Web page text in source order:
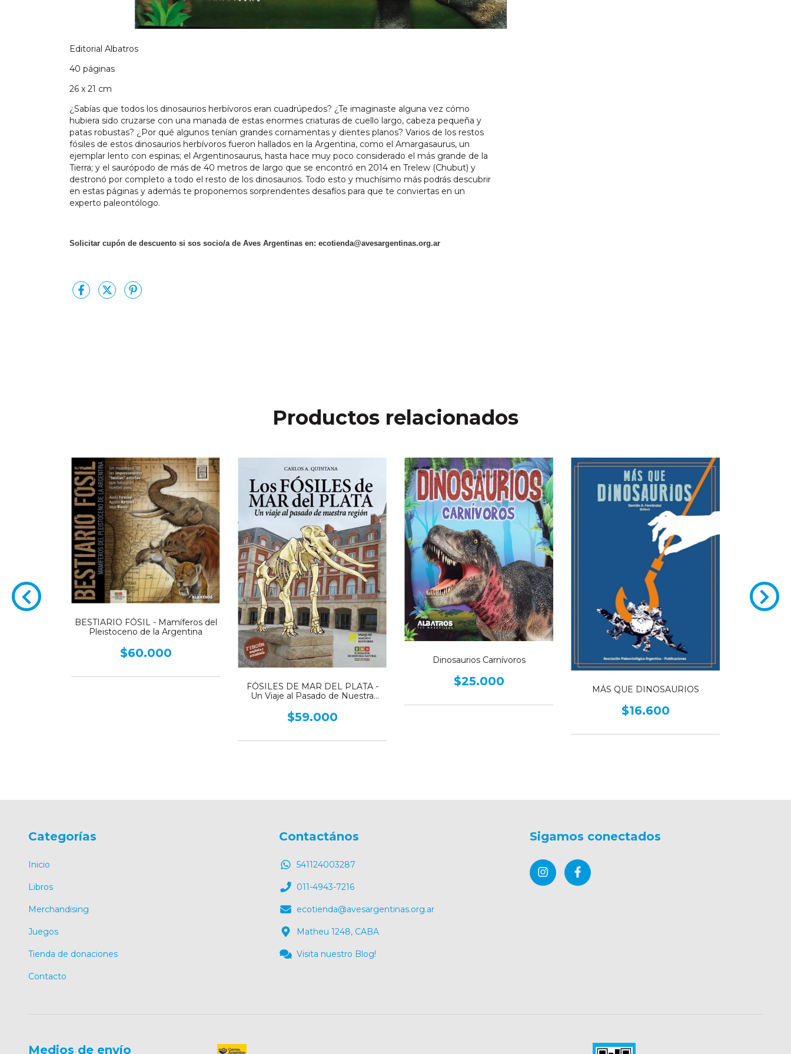
Editorial Albatros
40 páginas
26 x 21 cm
¿Sabías que todos los dinosaurios herbívoros eran cuadrúpedos? ¿Te imaginaste alguna vez cómo
hubiera sido cruzarse con una manada de estas enormes criaturas de cuello largo, cabeza pequeña y
patas robustas? ¿Por qué algunos tenían grandes cornamentas y dientes planos? Varios de los restos
fósiles de estos dinosaurios herbívoros fueron hallados en la Argentina, como el Amargasaurus, un
ejemplar lento con espinas; el Argentinosaurus, hasta hace muy poco considerado el más grande de la
Tierra; y el saurópodo de más de 40 metros de largo que se encontró en 2014 en Trelew (Chubut) y
destronó por completo a todo el resto de los dinosaurios. Todo esto y muchísimo más podrás descubrir
en estas páginas y además te proponemos sorprendentes desafíos para que te conviertas en un
experto paleontólogo.
Solicitar cupón de descuento si sos socio/a de Aves Argentinas en: ecotienda@avesargentinas.org.ar
Productos relacionados
BESTIARIO FÓSIL - Mamíferos del
Pleistoceno de la Argentina
$60.000
FÓSILES DE MAR DEL PLATA -
Un Viaje al Pasado de Nuestra
$59.000
Dinosaurios Carnívoros
$25.000
MÁS QUE DINOSAURIOS
$16.600
Categorías
Inicio
Libros
Merchandising
Juegos
Tienda de donaciones
Contacto
Contactános
541124003287
011-4943-7216
ecotienda@avesargentinas.org.ar
Matheu 1248, CABA
Visita nuestro Blog!
Sigamos conectados
Medios de envío